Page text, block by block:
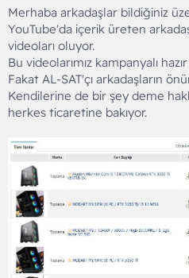
a
t
a
n
t
a
r
h
i
Merhaba arkadaşlar bildiğiniz
YouTube'da içerik üreten
videoları oluyor.
Bu videolarımız kampanyalı
Fakat AL-SAT'çı arkadaşların
Kendilerine de bir şey deme
herkes ticaretine bakıyor.